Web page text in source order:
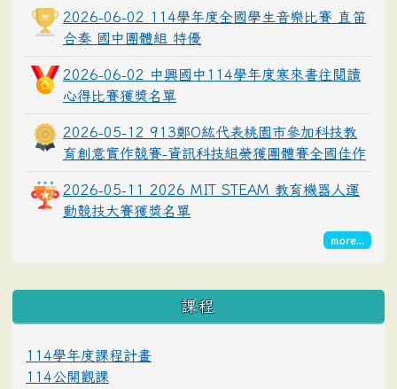
2026-06-02 114學年度全國學生音樂比賽 直笛
合奏 國中團體組 特優
2026-06-02 中興國中114學年度寒來書往閱讀
心得比賽獲獎名單
2026-05-12 913鄭O紘代表桃園市參加科技教
育創意實作競賽-資訊科技組榮獲團體賽全國佳作
2026-05-11 2026 MIT STEAM 教育機器人運
動競技大賽獲獎名單
more...
課程
114學年度課程計畫
114公開觀課